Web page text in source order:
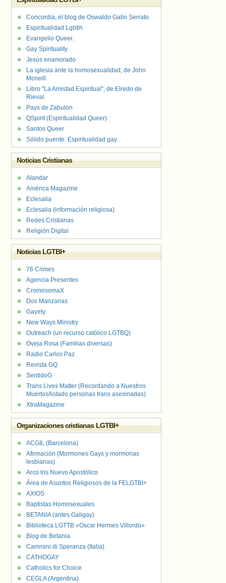
Concordia, el blog de Oswaldo Gallo Serrato
Espiritualidad Lgbtih
Evangelio Queer.
Gay Spirituality
Jesús enamorado
La iglesia ante la homosexualidad, de John
Mcneill
Libro "La Amistad Espiritual", de Elredo de
Rieval.
Pays de Zabulon
QSpirit (Espiritualidad Queer)
Santos Queer
Sólido puente. Espiritualidad gay
Noticias Cristianas
Alandar
América Magazine
Eclesalia
Eclesalia (información religiosa)
Redes Cristianas
Religión Digital
Noticias LGTBI+
76 Crimes
Agencia Presentes
CromosomaX
Dos Manzanas
Gayety
New Ways Ministry
Outreach (un recurso católico LGTBQ)
Oveja Rosa (Familias diversas)
Radio Carlos Paz
Revista GQ
SentidoG
Trans Lives Matter (Recordando a Nuestros
Muertos/listado personas trans asesinadas)
XtraMagazine
Organizaciones cristianas LGTBI+
ACGIL (Barcelona)
Afirmación (Mormones Gays y mormonas
lesbianas)
Arco Iris Nuevo Apostólico
Área de Asuntos Religiosos de la FELGTBI+
AXIOS
Baptistas Homosexuales
BETANIA (antes Galigay)
Biblioteca LGTTB «Oscar Hermes Villordo»
Blog de Betania
Cammini di Speranza (Italia)
CATHOGAY
Catholics for Choice
CEGLA (Argentina)